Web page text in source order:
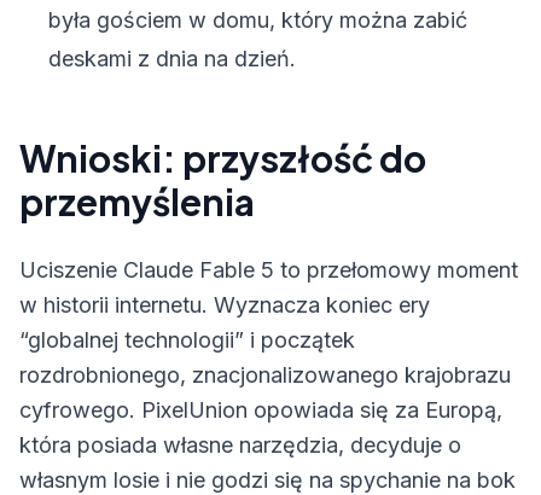
była gościem w domu, który można zabić
deskami z dnia na dzień.
Wnioski: przyszłość do
przemyślenia
Uciszenie Claude Fable 5 to przełomowy moment
w historii internetu. Wyznacza koniec ery
“globalnej technologii” i początek
rozdrobnionego, znacjonalizowanego krajobrazu
cyfrowego. PixelUnion opowiada się za Europą,
która posiada własne narzędzia, decyduje o
własnym losie i nie godzi się na spychanie na bok